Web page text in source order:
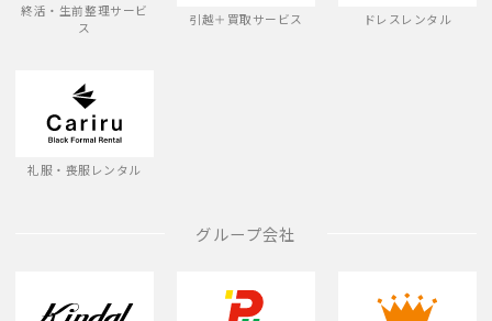
終活・生前整理サービ
ス
引越＋買取サービス ドレスレンタル
礼服・喪服レンタル
グループ会社